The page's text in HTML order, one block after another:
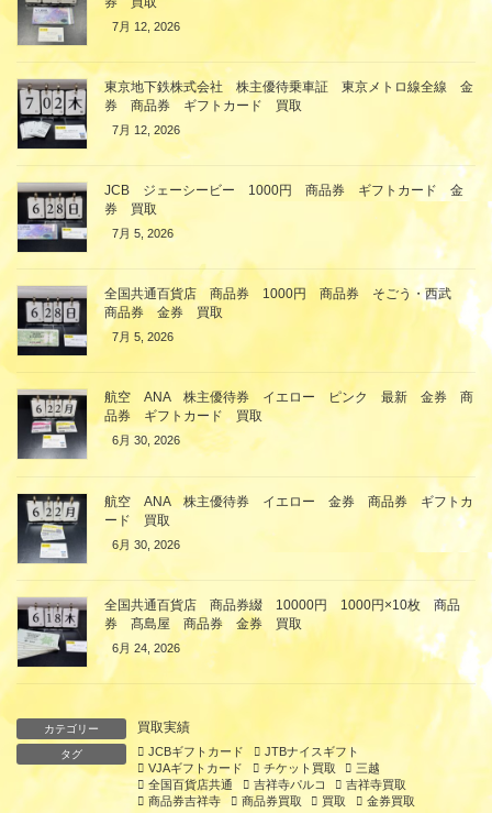
7月 12, 2026
東京地下鉄株式会社 株主優待乗車証 東京メトロ線全線 金
券 商品券 ギフトカード 買取
7月 12, 2026
JCB ジェーシービー 1000円 商品券 ギフトカード 金
券 買取
7月 5, 2026
全国共通百貨店 商品券 1000円 商品券 そごう・西武
商品券 金券 買取
7月 5, 2026
航空 ANA 株主優待券 イエロー ピンク 最新 金券 商
品券 ギフトカード 買取
6月 30, 2026
航空 ANA 株主優待券 イエロー 金券 商品券 ギフトカ
ード 買取
6月 30, 2026
全国共通百貨店 商品券綴 10000円 1000円×10枚 商品
券 髙島屋 商品券 金券 買取
6月 24, 2026
カテゴリー 買取実績
タグ JCBギフトカード
JTBナイスギフト
VJAギフトカード
チケット買取
三越
全国百貨店共通
吉祥寺パルコ
吉祥寺買取
商品券吉祥寺
商品券買取 買取 金券買取